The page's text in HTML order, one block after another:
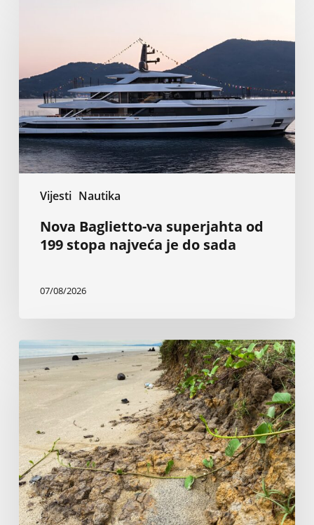
Vijesti Nautika
199
stopa
najveća
je
do
sada
Nova Baglietto-va superjahta od
199 stopa najveća je do sada
07/08/2026
Inženjer
tvrdi
da
i
sudovi
ignorišu
50
godina
istraživanja
o